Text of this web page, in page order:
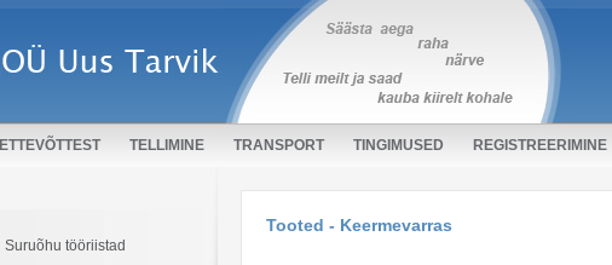
ETTEVÕTTEST TELLIMINE TRANSPORT TINGIMUSED REGISTREERIMINE
Suruõhu tööriistad
Tooted - Keermevarras